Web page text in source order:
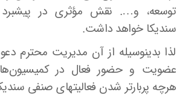
توسعه، و…. نقش مؤثری در پیشبرد
سندیکا خواهد داشت.
لذا بدینوسیله از آن مدیریت محترم
عضویت و حضور فعال در
هرچه پربارتر شدن فعالیتهای صنفی